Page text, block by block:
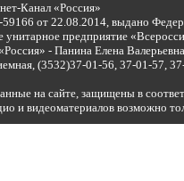
Канал «Россия»
от 22.08.2014, выдано
предприятие
- Панина Елена
(3532)37-01-56, 37-01-57,
на сайте, защищены в
и видеоматериалов возможно